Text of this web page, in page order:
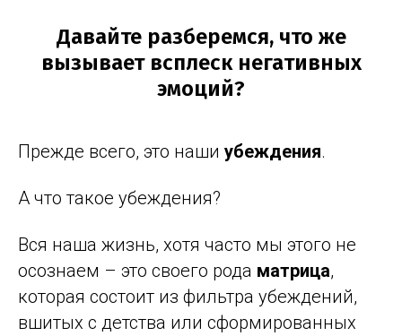
Давайте разберемся, что же
вызывает всплеск негативных
эмоций?
Прежде всего, это наши убеждения.
А что такое убеждения?
Вся наша жизнь, хотя часто мы этого не
осознаем – это своего рода матрица,
которая состоит из фильтра убеждений,
вшитых с детства или сформированных